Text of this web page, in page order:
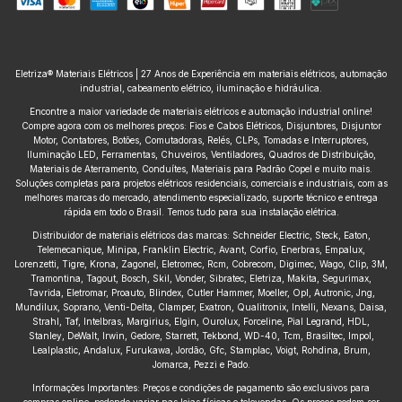
Eletriza® Materiais Elétricos | 27 Anos de Experiência em materiais elétricos, automação
industrial, cabeamento elétrico, iluminação e hidráulica.
Encontre a maior variedade de materiais elétricos e automação industrial online!
Compre agora com os melhores preços: Fios e Cabos Elétricos, Disjuntores, Disjuntor
Motor, Contatores, Botões, Comutadoras, Relés, CLPs, Tomadas e Interruptores,
Iluminação LED, Ferramentas, Chuveiros, Ventiladores, Quadros de Distribuição,
Materiais de Aterramento, Conduítes, Materiais para Padrão Copel e muito mais.
Soluções completas para projetos elétricos residenciais, comerciais e industriais, com as
melhores marcas do mercado, atendimento especializado, suporte técnico e entrega
rápida em todo o Brasil. Temos tudo para sua instalação elétrica.
Distribuidor de materiais elétricos das marcas: Schneider Electric, Steck, Eaton,
Telemecanique, Minipa, Franklin Electric, Avant, Corfio, Enerbras, Empalux,
Lorenzetti, Tigre, Krona, Zagonel, Eletromec, Rcm, Cobrecom, Digimec, Wago, Clip, 3M,
Tramontina, Tagout, Bosch, Skil, Vonder, Sibratec, Eletriza, Makita, Segurimax,
Tavrida, Eletromar, Proauto, Blindex, Cutler Hammer, Moeller, Opl, Autronic, Jng,
Mundilux, Soprano, Venti-Delta, Clamper, Exatron, Qualitronix, Intelli, Nexans, Daisa,
Strahl, Taf, Intelbras, Margirius, Elgin, Ourolux, Forceline, Pial Legrand, HDL,
Stanley, DeWalt, Irwin, Gedore, Starrett, Tekbond, WD-40, Tcm, Brasiltec, Impol,
Lealplastic, Andalux, Furukawa, Jordão, Gfc, Stamplac, Voigt, Rohdina, Brum,
Jomarca, Pezzi e Pado.
Informações Importantes: Preços e condições de pagamento são exclusivos para